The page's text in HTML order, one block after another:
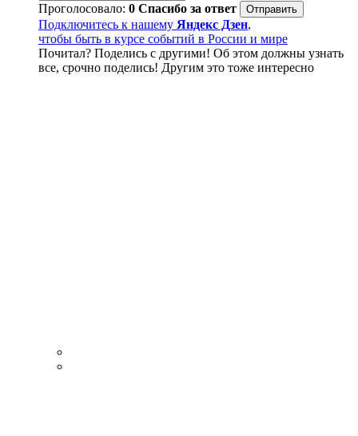
Проголосовало: 0 Спасибо за ответ
Подключитесь к нашему Яндекс Дзен,
чтобы быть в курсе событий в России и мире
Почитал? Поделись с другими! Об этом должны узнать
все, срочно поделись! Другим это тоже интересно